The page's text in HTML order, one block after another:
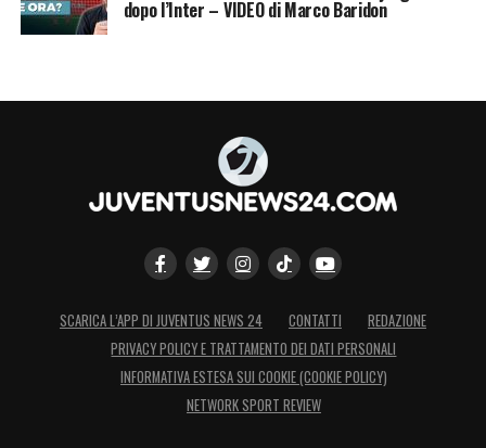
dopo l’Inter – VIDEO di Marco Baridon
SCARICA L’APP DI JUVENTUS NEWS 24 CONTATTI
REDAZIONE
PRIVACY POLICY E TRATTAMENTO DEI DATI PERSONALI
INFORMATIVA ESTESA SUI COOKIE (COOKIE POLICY)
NETWORK SPORT REVIEW